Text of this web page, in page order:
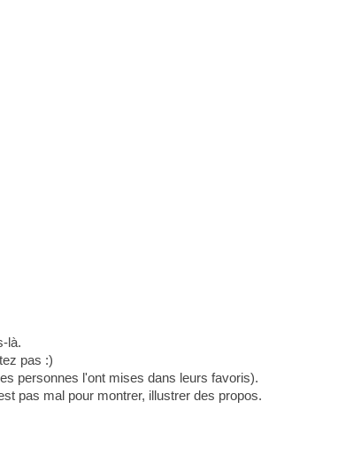
là.
pas :)
personnes l'ont mises dans leurs favoris).
pas mal pour montrer, illustrer des propos.